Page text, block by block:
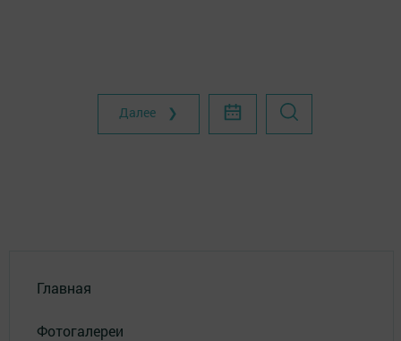
Далее ❯
Главная
Фотогалереи